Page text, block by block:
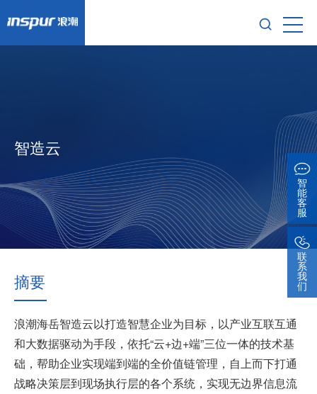
智造云
摘要
浪潮海岳智造云以打造智慧企业为目标，以产业互联互通
和大数据驱动为手段，依托“云+边+端”三位一体的技术基
础，帮助企业实现端到端的全价值链管理，自上而下打通
战略决策层到现场执行层的各个系统，实现无边界信息流
智
能
客
服
联
系
我
们